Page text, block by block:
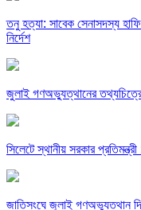
তনু হত্যা: সাবেক সেনাসদস্য
নির্দেশ
জুলাই গণঅভ্যুত্থানের তথ্যচিত্রে
সিলেটে স্থানীয় সরকার
জাতিসংঘে জুলাই গণঅভ্যুত্থান